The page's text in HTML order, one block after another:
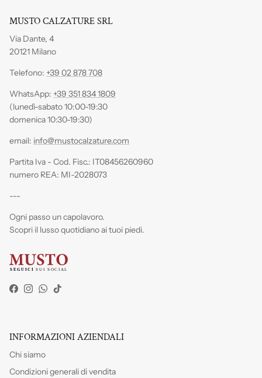
MUSTO CALZATURE SRL
Via Dante, 4
20121 Milano
Telefono: +39 02 878 708
WhatsApp: +39 351 834 1809
(lunedì-sabato 10:00-19:30
domenica 10:30-19:30)
email: info@mustocalzature.com
Partita Iva - Cod. Fisc.: IT08456260960
numero REA: MI-2028073
---
Ogni passo un capolavoro.
Scopri il lusso quotidiano ai tuoi piedi.
Facebook
Instagram
WhatsApp
TikTok
INFORMAZIONI AZIENDALI
Chi siamo
Condizioni generali di vendita